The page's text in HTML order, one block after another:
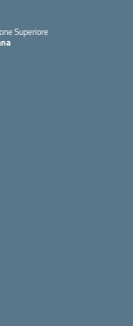
Superiore